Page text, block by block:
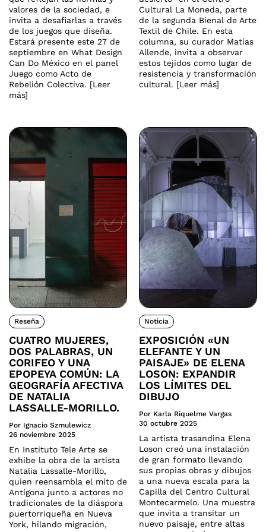
valores de la sociedad, e
invita a desafiarlas a través
de los juegos que diseña.
Estará presente este 27 de
septiembre en What Design
Can Do México en el panel
Juego como Acto de
Rebelión Colectiva. [Leer
más]
Cultural La Moneda, parte
de la segunda Bienal de Arte
Textil de Chile. En esta
columna, su curador Matías
Allende, invita a observar
estos tejidos como lugar de
resistencia y transformación
cultural. [Leer más]
Reseña
CUATRO MUJERES,
DOS PALABRAS, UN
CORIFEO Y UNA
EPOPEYA COMÚN: LA
GEOGRAFÍA AFECTIVA
DE NATALIA
LASSALLE-MORILLO.
Por Ignacio Szmulewicz
26 noviembre 2025
En Instituto Tele Arte se
exhibe la obra de la artista
Natalia Lassalle-Morillo,
quien reensambla el mito de
Antígona junto a actores no
tradicionales de la diáspora
puertorriqueña en Nueva
York, hilando migración,
Noticia
EXPOSICIÓN «UN
ELEFANTE Y UN
PAISAJE» DE ELENA
LOSON: EXPANDIR
LOS LÍMITES DEL
DIBUJO
Por Karla Riquelme Vargas
30 octubre 2025
La artista trasandina Elena
Loson creó una instalación
de gran formato llevando
sus propias obras y dibujos
a una nueva escala para la
Capilla del Centro Cultural
Montecarmelo. Una muestra
que invita a transitar un
nuevo paisaje, entre altas